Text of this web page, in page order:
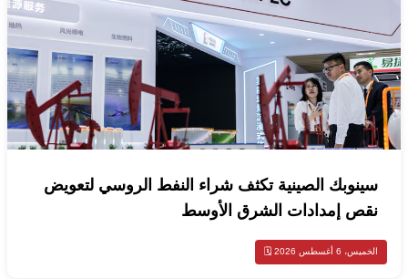
سينوبك الصينية تكثف شراء النفط الروسي لتعويض
نقص إمدادات الشرق الأوسط
الخميس، 6 أغسطس 2026 🗓️